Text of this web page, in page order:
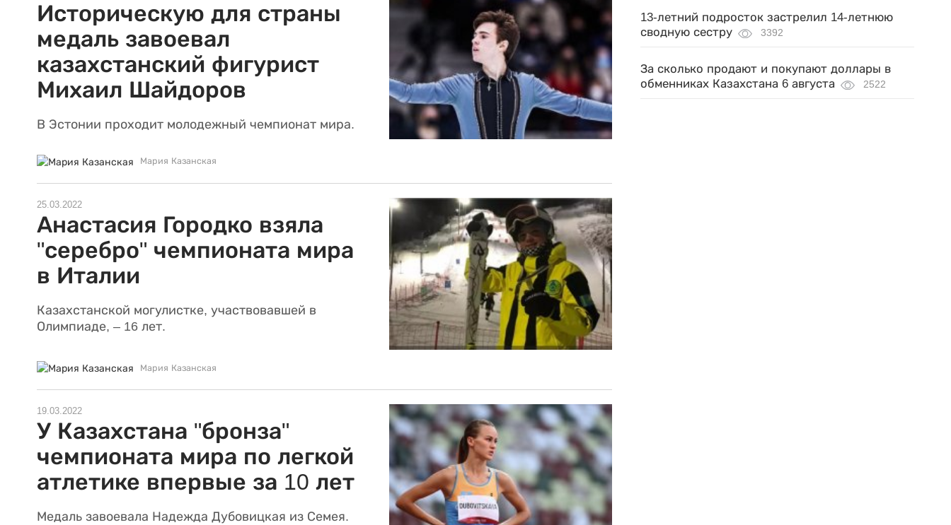
Историческую для страны
медаль завоевал
казахстанский фигурист
Михаил Шайдоров
В Эстонии проходит молодежный чемпионат мира.
Мария Казанская
25.03.2022
Анастасия Городко взяла
"серебро" чемпионата мира
в Италии
Казахстанской могулистке, участвовавшей в
Олимпиаде, – 16 лет.
Мария Казанская
19.03.2022
У Казахстана "бронза"
чемпионата мира по легкой
атлетике впервые за 10 лет
Медаль завоевала Надежда Дубовицкая из Семея.
13-летний подросток застрелил 14-летнюю
сводную сестру
3392
За сколько продают и покупают доллары в
обменниках Казахстана 6 августа
2522